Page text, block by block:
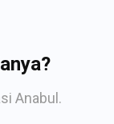
Anabul.